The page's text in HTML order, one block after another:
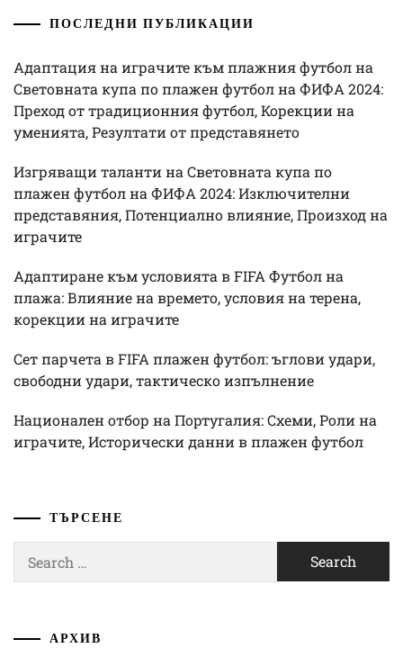
ПОСЛЕДНИ ПУБЛИКАЦИИ
Адаптация на играчите към плажния футбол на
Световната купа по плажен футбол на ФИФА 2024:
Преход от традиционния футбол, Корекции на
уменията, Резултати от представянето
Изгряващи таланти на Световната купа по
плажен футбол на ФИФА 2024: Изключителни
представяния, Потенциално влияние, Произход на
играчите
Адаптиране към условията в FIFA Футбол на
плажа: Влияние на времето, условия на терена,
корекции на играчите
Сет парчета в FIFA плажен футбол: ъглови удари,
свободни удари, тактическо изпълнение
Национален отбор на Португалия: Схеми, Роли на
играчите, Исторически данни в плажен футбол
ТЪРСЕНЕ
for:
АРХИВ